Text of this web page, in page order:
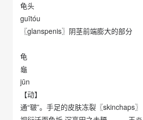
龟头
guītóu
〖glanspenis〗阴茎前端膨大的部分
龟
龜
jūn
【动】
通“皲”。手足的皮肤冻裂〖skinchaps〗